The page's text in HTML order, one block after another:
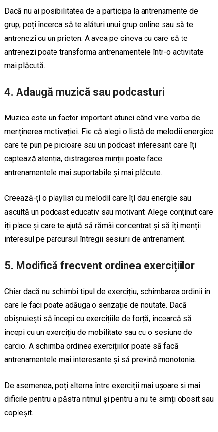
Dacă nu ai posibilitatea de a participa la antrenamente de
grup, poți încerca să te alături unui grup online sau să te
antrenezi cu un prieten. A avea pe cineva cu care să te
antrenezi poate transforma antrenamentele într-o activitate
mai plăcută.
4. Adaugă muzică sau podcasturi
Muzica este un factor important atunci când vine vorba de
menținerea motivației. Fie că alegi o listă de melodii energice
care te pun pe picioare sau un podcast interesant care îți
captează atenția, distragerea minții poate face
antrenamentele mai suportabile și mai plăcute.
Creează-ți o playlist cu melodii care îți dau energie sau
ascultă un podcast educativ sau motivant. Alege conținut care
îți place și care te ajută să rămâi concentrat și să îți menții
interesul pe parcursul întregii sesiuni de antrenament.
5. Modifică frecvent ordinea exercițiilor
Chiar dacă nu schimbi tipul de exercițiu, schimbarea ordinii în
care le faci poate adăuga o senzație de noutate. Dacă
obișnuiești să începi cu exercițiile de forță, încearcă să
începi cu un exercițiu de mobilitate sau cu o sesiune de
cardio. A schimba ordinea exercițiilor poate să facă
antrenamentele mai interesante și să prevină monotonia.
De asemenea, poți alterna între exerciții mai ușoare și mai
dificile pentru a păstra ritmul și pentru a nu te simți obosit sau
copleșit.